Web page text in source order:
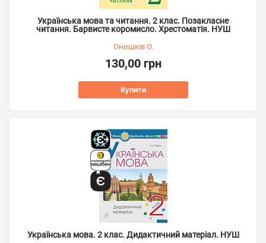
Українська мова та читання. 2 клас. Позакласне
читання. Барвисте коромисло. Хрестоматія. НУШ
Онишків О.
130,00 грн
Купити
Українська мова. 2 клас. Дидактичний матеріал. НУШ